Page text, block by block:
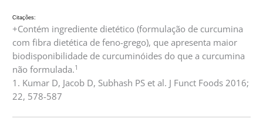
Citações:
+Contém ingrediente dietético (formulação de curcumina
com fibra dietética de feno-grego), que apresenta maior
biodisponibilidade de curcuminóides do que a curcumina
não formulada.1
1. Kumar D, Jacob D, Subhash PS et al. J Funct Foods 2016;
22, 578-587